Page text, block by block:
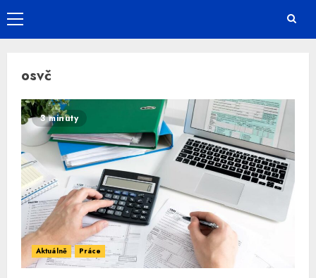
Primary
Menu
osvč
3 minuty
Aktuálně Práce